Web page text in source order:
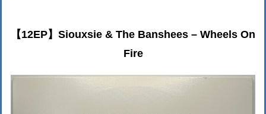
【12EP】Siouxsie & The Banshees – Wheels On
Fire